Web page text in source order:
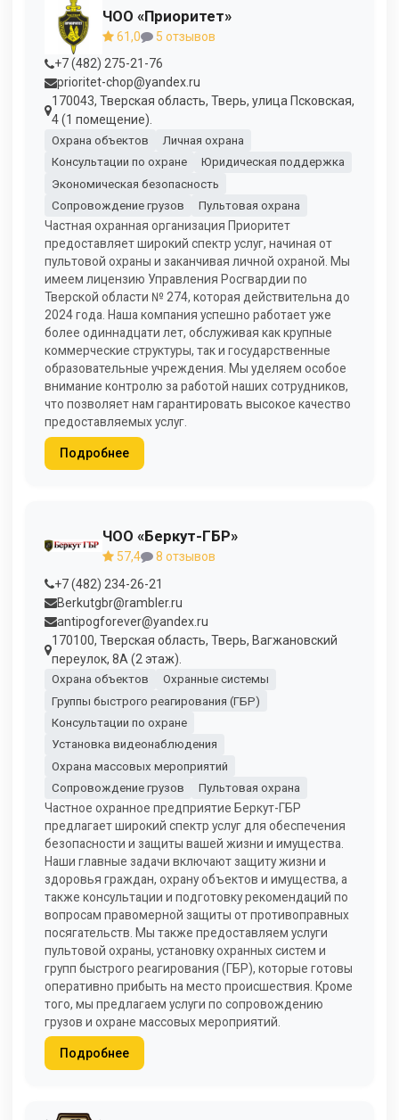
ЧОО «Приоритет»
61,0
5 отзывов
+7 (482) 275-21-76
prioritet-chop@yandex.ru
170043, Тверская область, Тверь, улица Псковская,
4 (1 помещение).
Охрана объектов
Личная охрана
Консультации по охране
Юридическая поддержка
Экономическая безопасность
Сопровождение грузов
Пультовая охрана
Частная охранная организация Приоритет
предоставляет широкий спектр услуг, начиная от
пультовой охраны и заканчивая личной охраной. Мы
имеем лицензию Управления Росгвардии по
Тверской области № 274, которая действительна до
2024 года. Наша компания успешно работает уже
более одиннадцати лет, обслуживая как крупные
коммерческие структуры, так и государственные
образовательные учреждения. Мы уделяем особое
внимание контролю за работой наших сотрудников,
что позволяет нам гарантировать высокое качество
предоставляемых услуг.
Подробнее
ЧОО «Беркут-ГБР»
57,4
8 отзывов
+7 (482) 234-26-21
Berkutgbr@rambler.ru
antipogforever@yandex.ru
170100, Тверская область, Тверь, Вагжановский
переулок, 8А (2 этаж).
Охрана объектов
Охранные системы
Группы быстрого реагирования (ГБР)
Консультации по охране
Установка видеонаблюдения
Охрана массовых мероприятий
Сопровождение грузов
Пультовая охрана
Частное охранное предприятие Беркут-ГБР
предлагает широкий спектр услуг для обеспечения
безопасности и защиты вашей жизни и имущества.
Наши главные задачи включают защиту жизни и
здоровья граждан, охрану объектов и имущества, а
также консультации и подготовку рекомендаций по
вопросам правомерной защиты от противоправных
посягательств. Мы также предоставляем услуги
пультовой охраны, установку охранных систем и
групп быстрого реагирования (ГБР), которые готовы
оперативно прибыть на место происшествия. Кроме
того, мы предлагаем услуги по сопровождению
грузов и охране массовых мероприятий.
Подробнее